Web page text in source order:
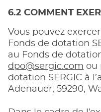
6.2 COMMENT
Vous pouvez
Fonds de dotation
au Fonds de
dpo@sergic.com ou
dotation SERGIC à
Adenauer, 59290,